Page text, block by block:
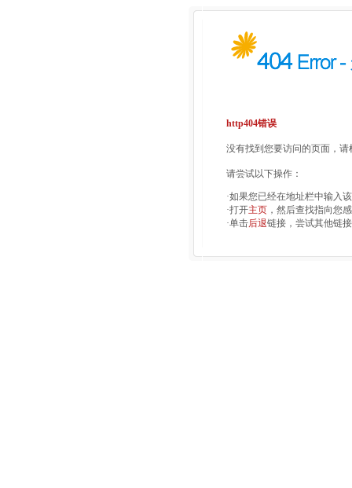
http404错误
没有找到您要访问的页面，
请尝试以下操作：
·如果您已经在地址栏中输入
·打开主页 ，然后查找指向您
·单击后退链接，尝试其他链